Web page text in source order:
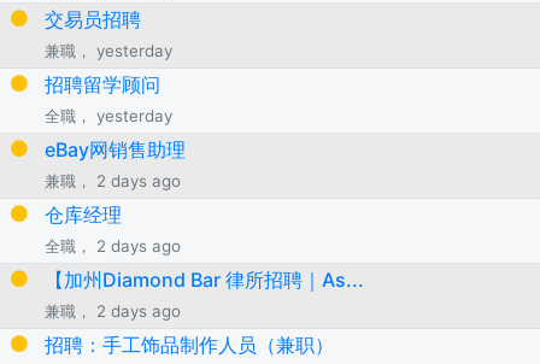
交易员招聘
兼職， yesterday
招聘留学顾问
全職， yesterday
eBay网销售助理
兼職， 2 days ago
仓库经理
全職， 2 days ago
【加州Diamond Bar 律所招聘｜As...
兼職， 2 days ago
招聘：手工饰品制作人员（兼职）